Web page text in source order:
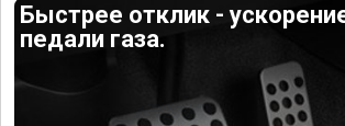
Быстрее отклик -
педали газа.